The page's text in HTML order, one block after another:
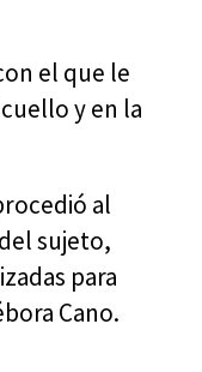
el que le
y en la
al
sujeto,
para
Cano.